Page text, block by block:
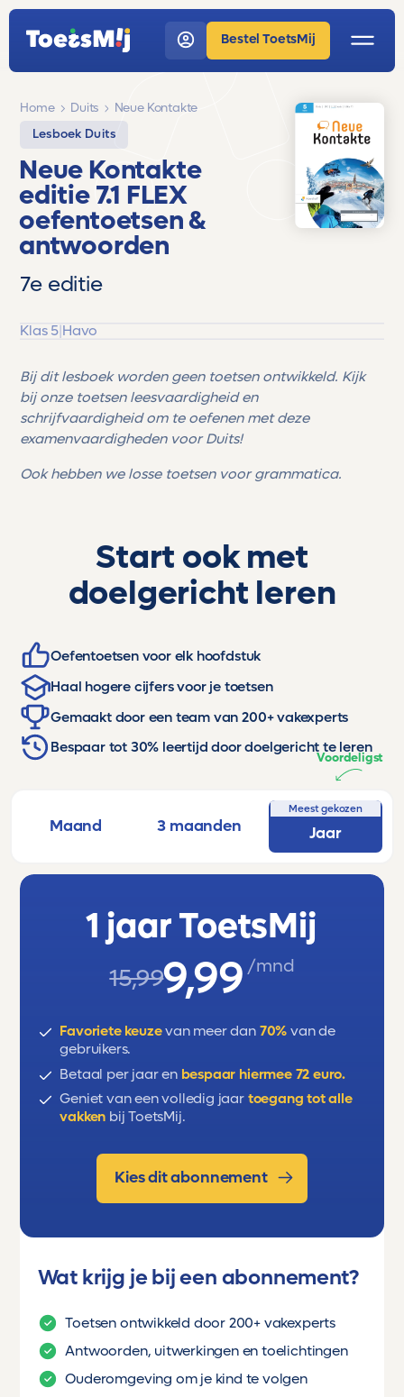
Bestel ToetsMij
Home Duits
Neue Kontakte
Lesboek Duits
Neue Kontakte
editie 7.1 FLEX
oefentoetsen &
antwoorden
7e editie
Klas 5|Havo
Bij dit lesboek worden geen toetsen ontwikkeld. Kijk
bij onze toetsen leesvaardigheid en
schrijfvaardigheid om te oefenen met deze
examenvaardigheden voor Duits!
Ook hebben we losse toetsen voor grammatica.
Start ook met
doelgericht leren
Oefentoetsen voor elk hoofdstuk
Haal hogere cijfers voor je toetsen
Gemaakt door een team van 200+ vakexperts
Bespaar tot 30% leertijd door doelgericht te leren
Maand 3 maanden
Meest gekozen
Jaar
Voordeligst
1 jaar ToetsMij
15,999,99 /mnd
Favoriete keuzevan meer dan 70% van de
gebruikers.
Betaal per jaar en bespaar hiermee 72 euro.
Geniet van een volledig jaar toegang tot alle
vakken bij ToetsMij.
Kies dit abonnement
Wat krijg je bij een abonnement?
Toetsen ontwikkeld door 200+ vakexperts
Antwoorden, uitwerkingen en toelichtingen
Ouderomgeving om je kind te volgen